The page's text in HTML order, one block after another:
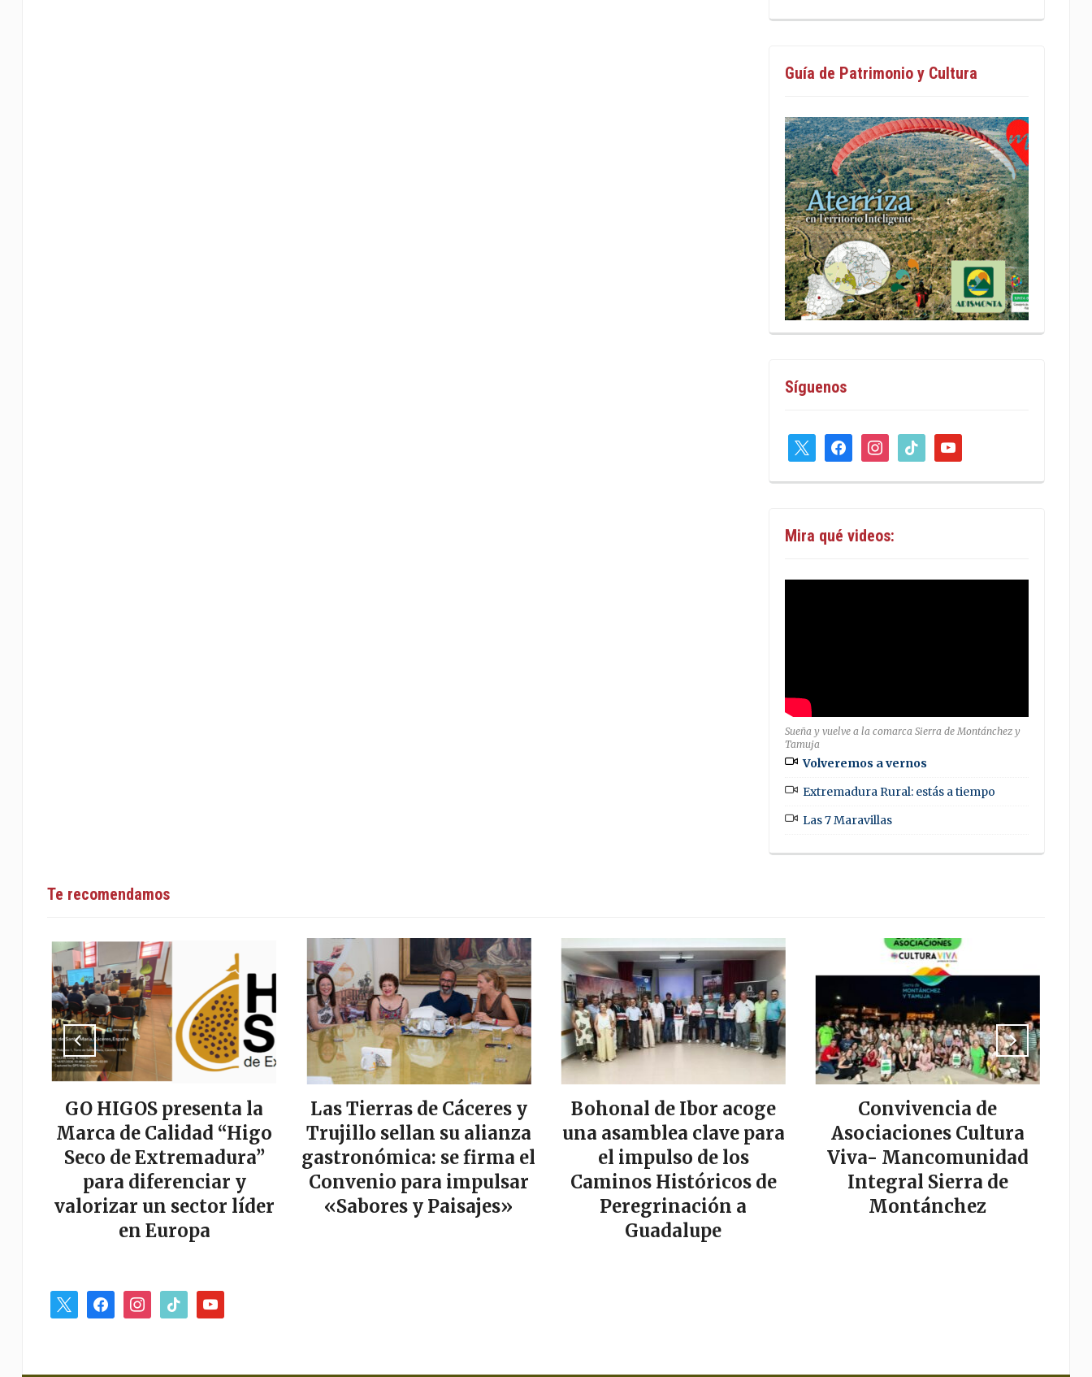
Guía de Patrimonio y Cultura
Síguenos
facebookinstagram
tiktok youtube
Mira qué videos:
Sueña y vuelve a la comarca Sierra de Montánchez y
Tamuja
Volveremos a vernos
Extremadura Rural: estás a tiempo
Las 7 Maravillas
Te recomendamos
GO HIGOS presenta la
Marca de Calidad “Higo
Seco de Extremadura”
para diferenciar y
valorizar un sector líder
en Europa
Las Tierras de Cáceres y
Trujillo sellan su alianza
gastronómica: se firma el
Convenio para impulsar
«Sabores y Paisajes»
Bohonal de Ibor acoge
una asamblea clave para
el impulso de los
Caminos Históricos de
Peregrinación a
Guadalupe
Convivencia de
Asociaciones Cultura
Viva- Mancomunidad
Integral Sierra de
Montánchez
facebookinstagram
tiktok youtube